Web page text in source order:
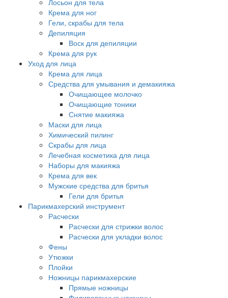
Лосьон для тела
Крема для ног
Гели, скрабы для тела
Депиляция
Воск для депиляции
Крема для рук
Уход для лица
Крема для лица
Средства для умывания и демакияжа
Очищающее молочко
Очищающие тоники
Снятие макияжа
Маски для лица
Химический пилинг
Скрабы для лица
Лечебная косметика для лица
Наборы для макияжа
Крема для век
Мужские средства для бритья
Гели для бритья
Парикмахерский инструмент
Расчески
Расчески для стрижки волос
Расчески для укладки волос
Фены
Утюжки
Плойки
Ножницы парикмахерские
Прямые ножницы